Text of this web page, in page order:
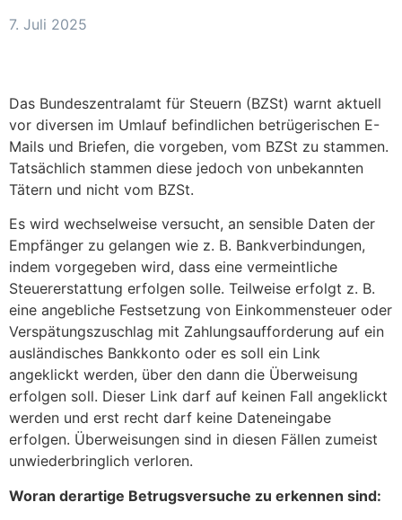
7. Juli 2025
Das Bundeszentralamt für Steuern (BZSt) warnt aktuell
vor diversen im Umlauf befindlichen betrügerischen E-
Mails und Briefen, die vorgeben, vom BZSt zu stammen.
Tatsächlich stammen diese jedoch von unbekannten
Tätern und nicht vom BZSt.
Es wird wechselweise versucht, an sensible Daten der
Empfänger zu gelangen wie z. B. Bankverbindungen,
indem vorgegeben wird, dass eine vermeintliche
Steuererstattung erfolgen solle. Teilweise erfolgt z. B.
eine angebliche Festsetzung von Einkommensteuer oder
Verspätungszuschlag mit Zahlungsaufforderung auf ein
ausländisches Bankkonto oder es soll ein Link
angeklickt werden, über den dann die Überweisung
erfolgen soll. Dieser Link darf auf keinen Fall angeklickt
werden und erst recht darf keine Dateneingabe
erfolgen. Überweisungen sind in diesen Fällen zumeist
unwiederbringlich verloren.
Woran derartige Betrugsversuche zu erkennen sind: